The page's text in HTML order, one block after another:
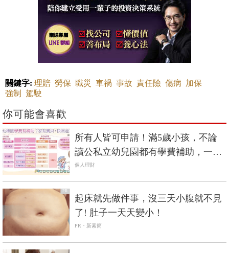
關鍵字: 理賠 勞保 職災 車禍 事故 責任險 傷病 加保
強制
駕駛
你可能會喜歡
所有人皆可申請！滿5歲小孩，不論
讀公私立幼兒園都有學費補助，一年
最多3萬元
個人理財
PR
起床就先做件事，沒三天小腹就不見
了! 肚子一天天變小！
PR・新素簡